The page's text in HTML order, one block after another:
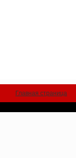
Главная страница